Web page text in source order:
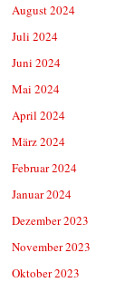
August 2024
Juli 2024
Juni 2024
Mai 2024
April 2024
März 2024
Februar 2024
Januar 2024
Dezember 2023
November 2023
Oktober 2023